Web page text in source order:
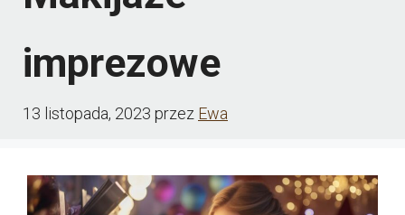
imprezowe
13 listopada, 2023 przez Ewa